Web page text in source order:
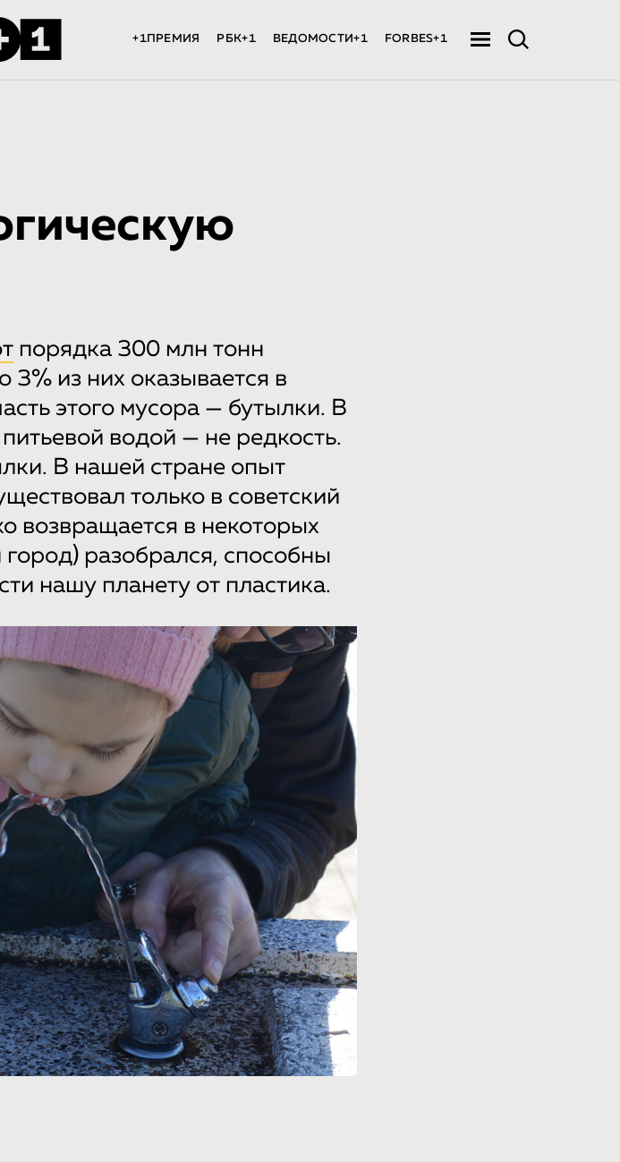
+1ПРЕМИЯ РБК+1 ВЕДОМОСТИ+1 FORBES+1
порядка 300 млн тонн
3% из них оказывается в
этого мусора — бутылки. В
водой — не редкость.
В нашей стране опыт
только в советский
возвращается в некоторых
разобрался, способны
нашу планету от пластика.